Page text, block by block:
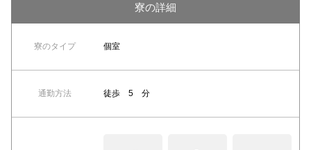
寮の詳細
寮のタイプ 個室
通勤方法 徒歩 5 分